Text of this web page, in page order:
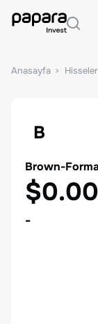
Anasayfa Hisseler
B
Brown-
$0.00
-